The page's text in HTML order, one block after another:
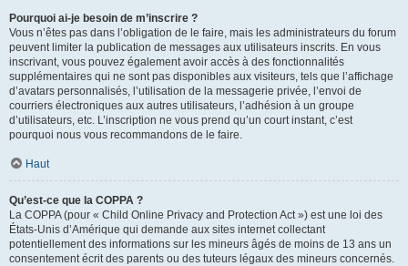
Pourquoi ai-je besoin de m’inscrire ?
Vous n’êtes pas dans l’obligation de le faire, mais les administrateurs du forum
peuvent limiter la publication de messages aux utilisateurs inscrits. En vous
inscrivant, vous pouvez également avoir accès à des fonctionnalités
supplémentaires qui ne sont pas disponibles aux visiteurs, tels que l’affichage
d’avatars personnalisés, l’utilisation de la messagerie privée, l’envoi de
courriers électroniques aux autres utilisateurs, l’adhésion à un groupe
d’utilisateurs, etc. L’inscription ne vous prend qu’un court instant, c’est
pourquoi nous vous recommandons de le faire.
Haut
Qu’est-ce que la COPPA ?
La COPPA (pour « Child Online Privacy and Protection Act ») est une loi des
États-Unis d’Amérique qui demande aux sites internet collectant
potentiellement des informations sur les mineurs âgés de moins de 13 ans un
consentement écrit des parents ou des tuteurs légaux des mineurs concernés.